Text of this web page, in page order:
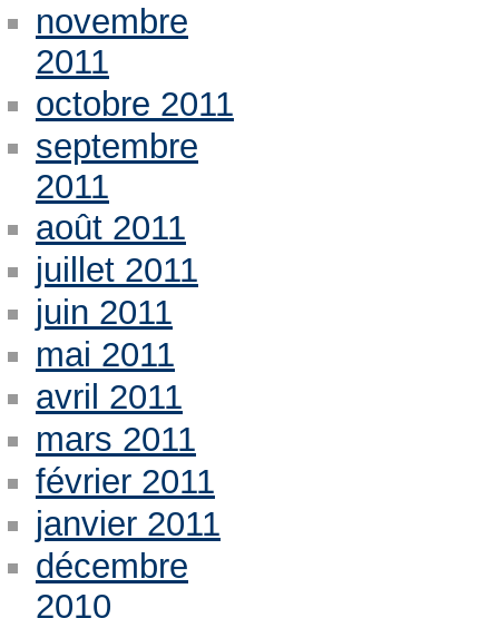
novembre
2011
octobre 2011
septembre
2011
août 2011
juillet 2011
juin 2011
mai 2011
avril 2011
mars 2011
février 2011
janvier 2011
décembre
2010